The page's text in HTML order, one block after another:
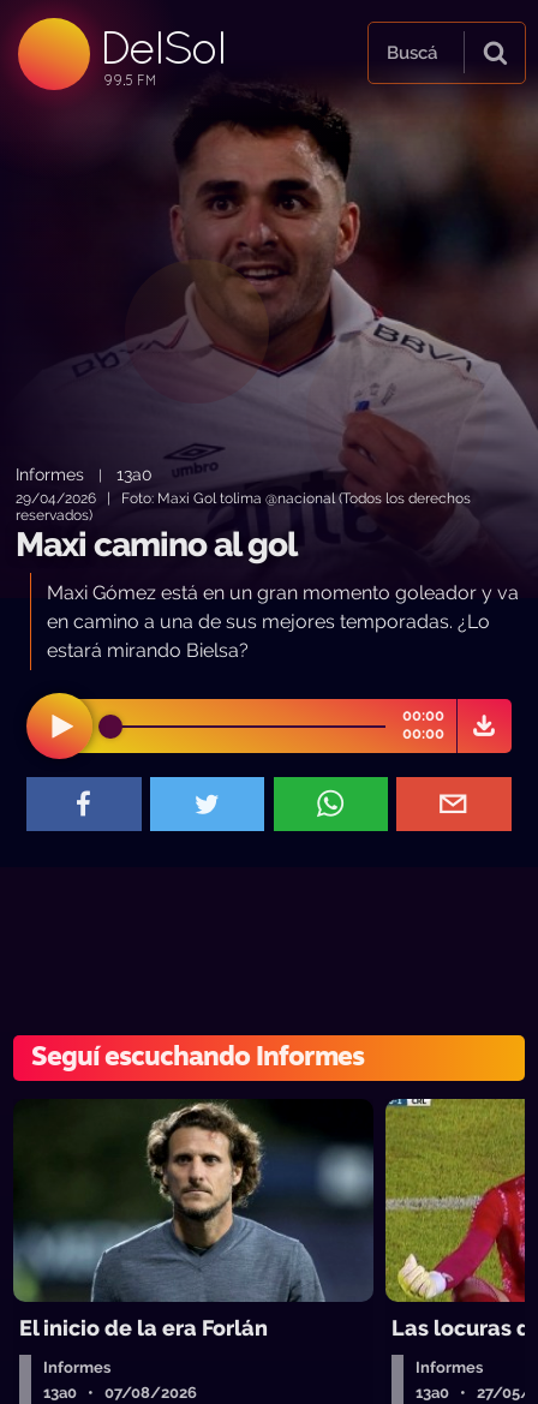
DelSol
99.5 FM
99.5 FM
99.5 FM
Buscá
Informes |13a0
29/04/2026 | Foto: Maxi Gol tolima @nacional (Todos los derechos
reservados)
Maxi camino al gol
Maxi Gómez está en un gran momento goleador y va
en camino a una de sus mejores temporadas. ¿Lo
estará mirando Bielsa?
00:00
00:00
Seguí escuchando Informes
El inicio de la era Forlán
Informes
13a0 • 07/08/2026
Las locuras
Informes
13a0 • 27/05/